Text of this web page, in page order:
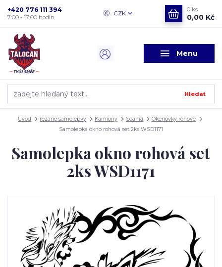
Menu
CZK
Hledat
+420 776 111 394
7:00 - 17:00 hodin
0 ks
0,00 Kč
Úvod řezané samolepky Kamiony Scania
Okenovky rohové
Samolepka okno rohová set 2ks WSD1171
Samolepka okno rohová set
2ks WSD1171